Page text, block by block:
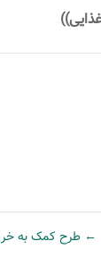
← طرح کمک به